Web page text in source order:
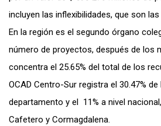
incluyen las inflexibilidades, que son
En la región es el segundo órgano
número de proyectos, después de los
concentra el 25.65% del total de los
OCAD Centro-Sur registra el 30.47%
departamento y el 11% a nivel
Cafetero y Cormagdalena.